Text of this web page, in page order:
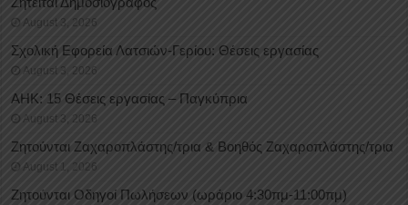
August 3, 2026
Σχολική Εφορεία Λατσιών-Γερίου: Θέσεις εργασίας
August 3, 2026
ΑΗΚ: 15 Θέσεις εργασίας – Παγκύπρια
August 3, 2026
Ζητούνται Ζαχαροπλάστης/τρια & Βοηθός Ζαχαροπλάστης/τρια
August 1, 2026
Ζητούνται Οδηγοί Πωλήσεων (ωράριο 4:30πμ-11:00πμ)